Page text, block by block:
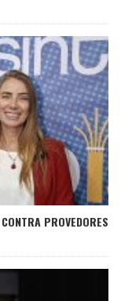
PROVEDORES